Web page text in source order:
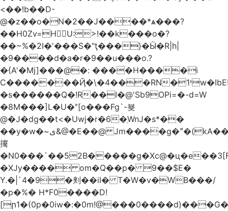
<��!b��D-
@�z��o�N�2��J����*ѧ���?
��H0Zv=HU:>!��k���o�?
��~%�2I�'���S�"ţ���}�Ӹ�R|h|
�9����d�a�r�9��u���o.?
�{A'�Mj]���@�: ����H����i
C�������Ҋ�\�4���RN�י1w�IbE!
�s������Q�!R��I�@'Sb9OPi=�-d=W
�8M���]L�U�ʺ[o���Fg`-뵺
@�J�dg��t<�Uwj�r�6�ְWnJ�s*��
��y�w�~ى&@�E��@ Jm����g�ˮ�(kA��b�^"���3���4�q��E$�J���`�%�y�JcX����2��R�,q0��3�
㩷
�XJy���� om�Q��p� 9��$E�
Y.�|`4�9�刾��iI� T�W�v�WB���/
�p�%� H*F0����D!